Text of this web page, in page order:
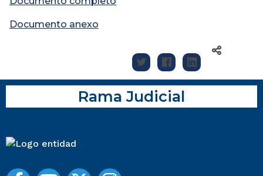
Documento anexo
Rama Judicial